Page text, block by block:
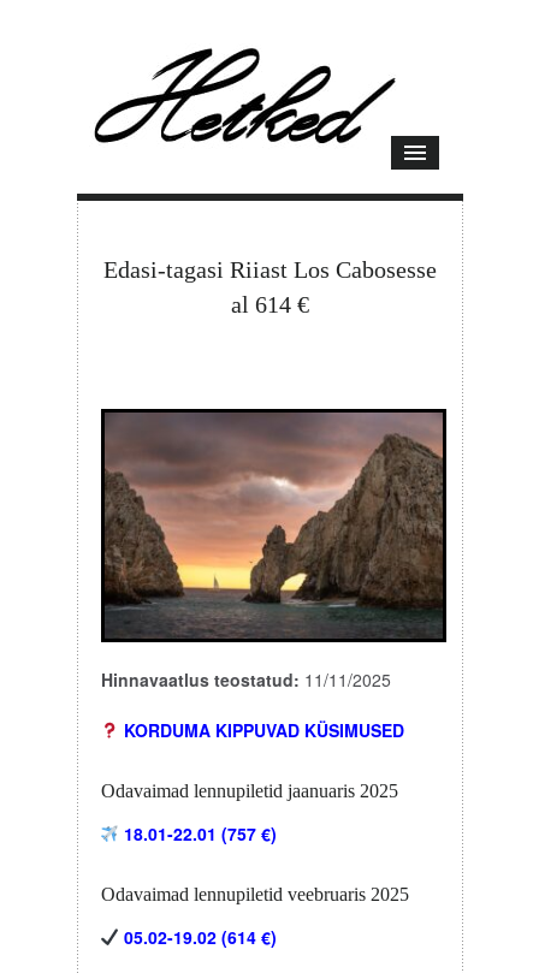
Edasi-tagasi Riiast Los Cabosesse
al 614 €
Hinnavaatlus teostatud: 11/11/2025
KORDUMA KIPPUVAD KÜSIMUSED
Odavaimad lennupiletid jaanuaris 2025
18.01-22.01 (757 €)
Odavaimad lennupiletid veebruaris 2025
05.02-19.02 (614 €)